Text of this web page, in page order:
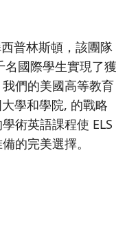
普林斯頓，該團隊
國際學生實現了獲
們的美國高等教育
學和學院, 的戰略
術英語課程使 ELS
的完美選擇。